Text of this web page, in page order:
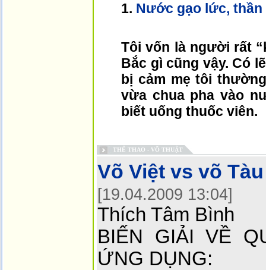
1. Nước gạo lức,
Tôi vốn là người rất
Bắc gì cũng vậy. Có
bị cảm mẹ tôi
vừa chua pha vào
biết uống thuốc viên.
THỂ THAO - VÕ THUẬT
Võ Việt vs võ Tàu
[19.04.2009 13:04]
Thích Tâm Bình
BIẾN GIẢI VỀ
ỨNG DỤNG: